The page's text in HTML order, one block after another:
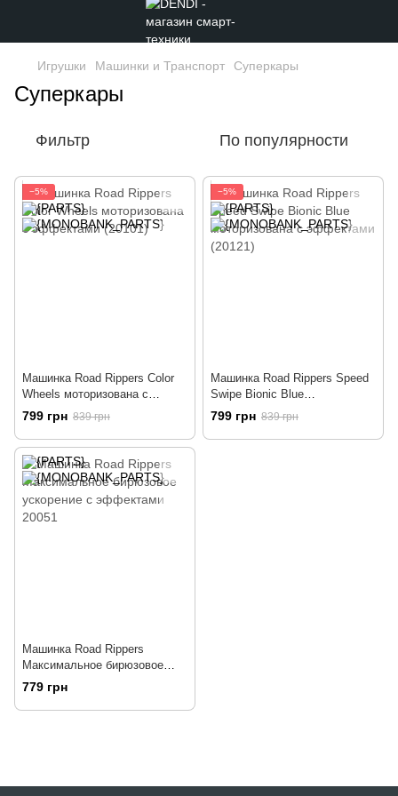
Игрушки Машинки и Транспорт Суперкары
Суперкары
Фильтр По популярности
−5%
Машинка Road Rippers Color
Wheels моторизована с
эффектами (20101)
799 грн 839 грн
−5%
Машинка Road Rippers Speed
Swipe Bionic Blue
моторизована с эффектами
(20121)
799 грн 839 грн
Машинка Road Rippers
Максимальное бирюзовое
ускорение с эффектами
779 грн